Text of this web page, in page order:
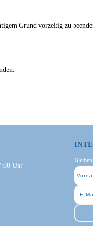
Grund vorzeitig zu
Uhr